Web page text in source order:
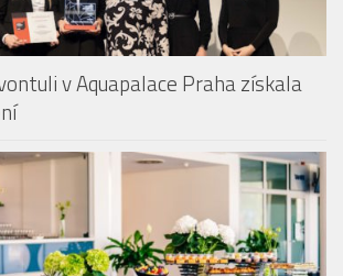
v Aquapalace Praha získala